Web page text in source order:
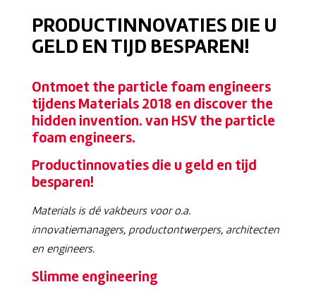
PRODUCTINNOVATIES DIE U
GELD EN TIJD BESPAREN!
Ontmoet the particle foam engineers
tijdens Materials 2018 en discover the
hidden invention. van HSV the particle
foam engineers.
Productinnovaties die u geld en tijd
besparen!
Materials is dé vakbeurs voor o.a.
innovatiemanagers, productontwerpers, architecten
en engineers.
Slimme engineering